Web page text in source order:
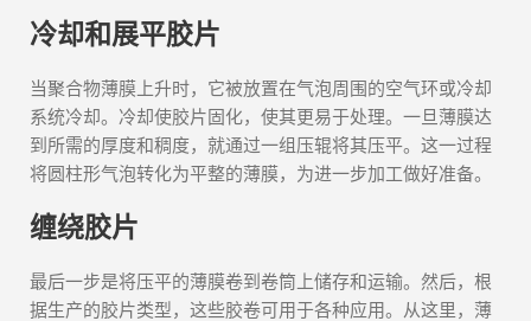
冷却和展平胶片
当聚合物薄膜上升时，它被放置在气泡周围的空气环或冷却
系统冷却。冷却使胶片固化，使其更易于处理。一旦薄膜达
到所需的厚度和稠度，就通过一组压辊将其压平。这一过程
将圆柱形气泡转化为平整的薄膜，为进一步加工做好准备。
缠绕胶片
最后一步是将压平的薄膜卷到卷筒上储存和运输。然后，根
据生产的胶片类型，这些胶卷可用于各种应用。从这里，薄